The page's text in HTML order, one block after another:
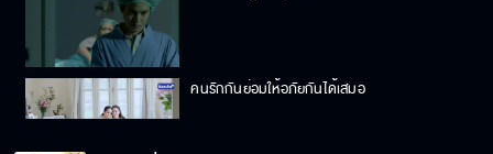
คนรักกันย่อมให้อภัยกันได้เสมอ